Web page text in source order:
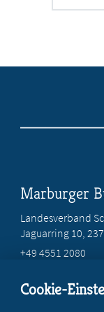
Marburger
Landesverband
Jaguarring 10,
+49 4551 2080
Cookie-